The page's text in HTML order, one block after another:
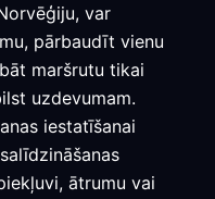
var
pārbaudīt vienu
maršrutu tikai
uzdevumam.
iestatīšanai
ātrumu vai